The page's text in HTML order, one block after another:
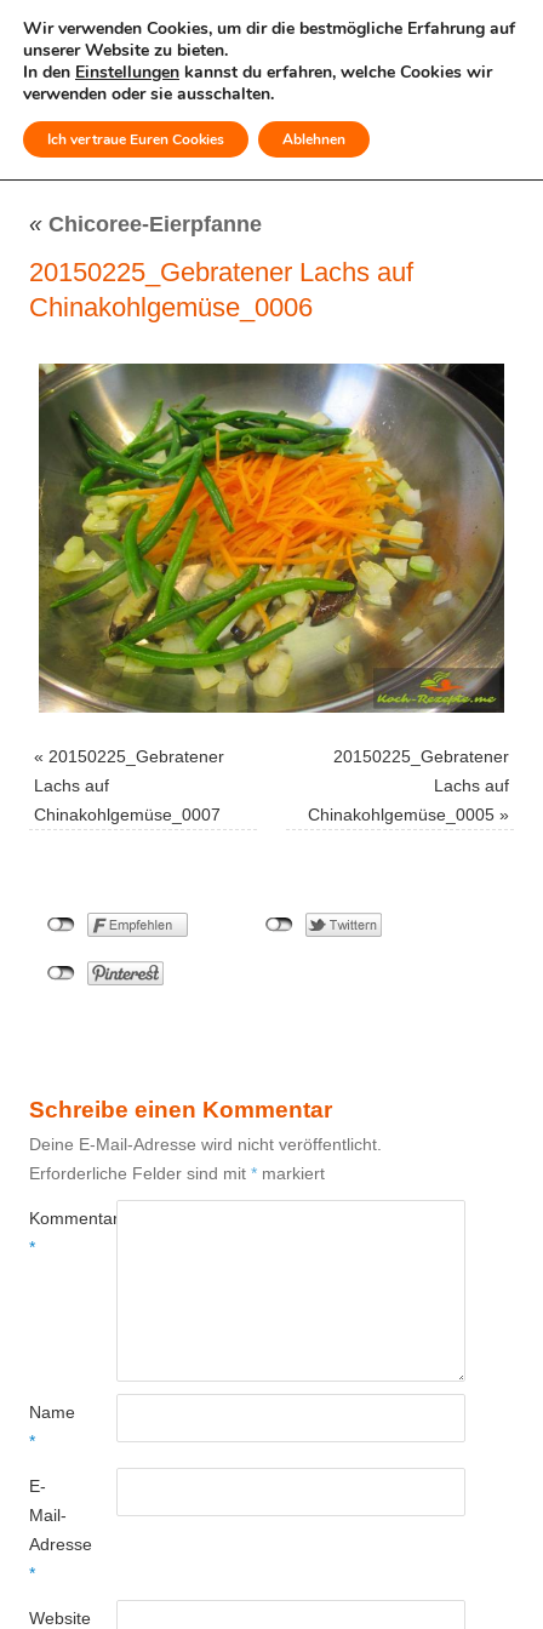
MENÜ
« Chicoree-Eierpfanne
20150225_Gebratener Lachs auf
Chinakohlgemüse_0006
« 20150225_Gebratener
Lachs auf
Chinakohlgemüse_0007
20150225_Gebratener
Lachs auf
Chinakohlgemüse_0005 »
Schreibe einen Kommentar
Deine E-Mail-Adresse wird nicht veröffentlicht.
Erforderliche Felder sind mit * markiert
Kommentar
*
Name
*
E-
Mail-
Adresse
*
Website
Wir verwenden Cookies, um dir die bestmögliche Erfahrung auf
unserer Website zu bieten.
In den Einstellungen kannst du erfahren, welche Cookies wir
verwenden oder sie ausschalten.
Ich vertraue Euren Cookies Ablehnen